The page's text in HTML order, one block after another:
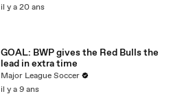
il y a 20 ans
GOAL: BWP gives the Red Bulls the
lead in extra time
Major League Soccer
il y a 9 ans